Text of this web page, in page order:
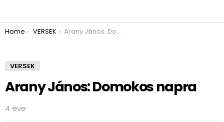
You are here:
Home VERSEK Arany János: Domokos napra
VERSEK
Arany János: Domokos napra
4 éve